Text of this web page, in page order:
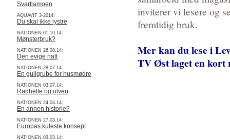
Svartlamoen
AQUAVIT 3-2014:
Du skal ikke lystre
NATIONEN 01.10.14:
Mønsterbruk?
NATIONEN 26.08.14:
Den evige natt
NATIONEN 28.07.14:
En gullgrube for husmødre
NATIONEN 03.07.14:
Rødhette og ulven
NATIONEN 24.04.14:
En annen historie?
NATIONEN 27.03.14:
Europas kuleste konsept
NATIONEN 03.03.14:
inviterer vi lesere og
fremtidig bruk.
Mer kan du lese i
TV Øst laget en kort